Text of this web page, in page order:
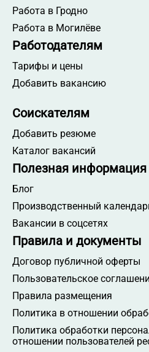
Работа в Гродно
Работа в Могилёве
Работодателям
Тарифы и цены
Добавить вакансию
Соискателям
Добавить резюме
Каталог вакансий
Полезная информация
Блог
Производственный
Вакансии в соцсетях
Правила и документы
Договор публичной оферты
Пользовательское
Правила размещения
Политика в отношении
Политика обработки
отношении пользователей